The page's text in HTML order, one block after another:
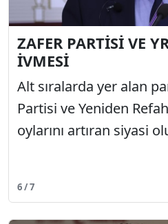
ZAFER PARTİSİ VE
İVMESİ
Alt sıralarda yer alan
Partisi ve Yeniden
oylarını artıran siyasi
6 / 7